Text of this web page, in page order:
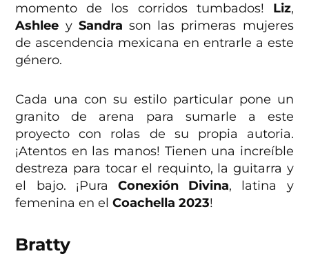
momento de los corridos tumbados! Liz,
Ashlee y Sandra son las primeras mujeres
de ascendencia mexicana en entrarle a este
género.
Cada una con su estilo particular pone un
granito de arena para sumarle a este
proyecto con rolas de su propia autoria.
¡Atentos en las manos! Tienen una increíble
destreza para tocar el requinto, la guitarra y
el bajo. ¡Pura Conexión Divina, latina y
femenina en elCoachella 2023!
Bratty